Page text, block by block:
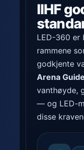
L
E
D
-
3
6
0
y
v
IIHF
LED-360 er
rammene
godkjente
Arena
vanthøyde,
— og LED-
disse